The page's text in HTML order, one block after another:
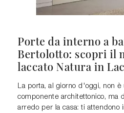
Porte da interno a
Bertolotto: scopri il
laccato Natura in
La porta, al giorno d'oggi, non è
componente architettonico, ma
arredo per la casa: ti attendono